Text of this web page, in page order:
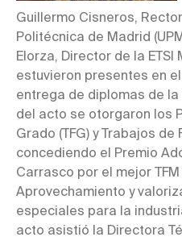
Guillermo Cisneros,
Politécnica de Madrid
Elorza, Director de la ETSI
estuvieron presentes en
entrega de diplomas de la
del acto se otorgaron los
Grado (TFG) y Trabajos de
concediendo el Premio
Carrasco por el mejor
Aprovechamiento y
especiales para la
acto asistió la Directora